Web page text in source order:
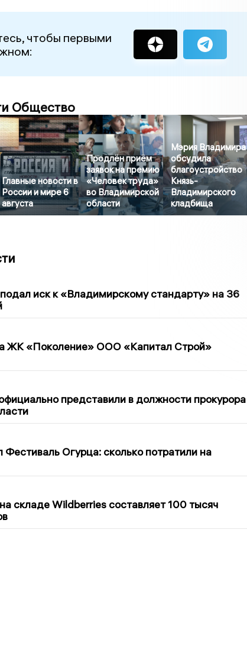
чтобы первыми
Общество
Главные новости в
России и мире 6
августа
Продлён приём
заявок на премию
«Человек труда»
во Владимирской
области
Мэрия Владимира
обсудила
благоустройство
Князь-
Владимирского
кладбища
иск к «Владимирскому стандарту» на 36
ЖК «Поколение» ООО «Капитал Строй»
представили в должности прокурора
Огурца: сколько потратили на
складе Wildberries составляет 100 тысяч